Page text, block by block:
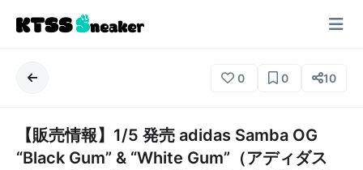
0 0 10
【販売情報】1/5 発売 adidas Samba OG
“Black Gum” & “White Gum”（アディダス